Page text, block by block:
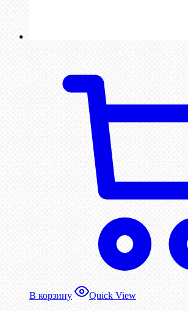
В корзину Quick View